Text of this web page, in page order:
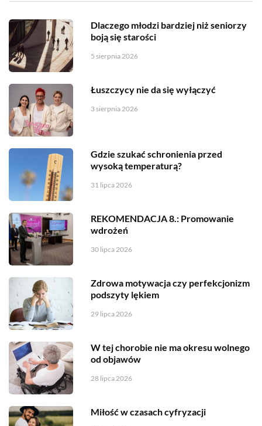
Dlaczego młodzi bardziej niż seniorzy
boją się starości
5 sierpnia 2026
Łuszczycy nie da się wyłączyć
3 sierpnia 2026
Gdzie szukać schronienia przed
wysoką temperaturą?
31 lipca 2026
REKOMENDACJA 8.: Promowanie
wdrożeń
30 lipca 2026
Zdrowa motywacja czy perfekcjonizm
podszyty lękiem
29 lipca 2026
W tej chorobie nie ma okresu wolnego
od objawów
28 lipca 2026
Miłość w czasach cyfryzacji